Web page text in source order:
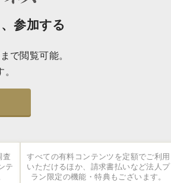
参加する
で閲覧可能。
査
テ
すべての有料コンテンツを定額でご利用
いただけるほか、請求書払いなど法人プ
ラン限定の機能・特典もございます。